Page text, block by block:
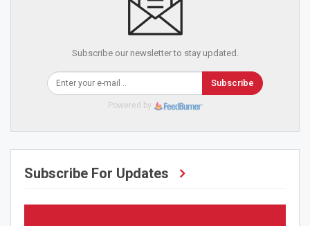
Subscribe our newsletter to stay updated.
Subscribe
Powered by
Subscribe For Updates